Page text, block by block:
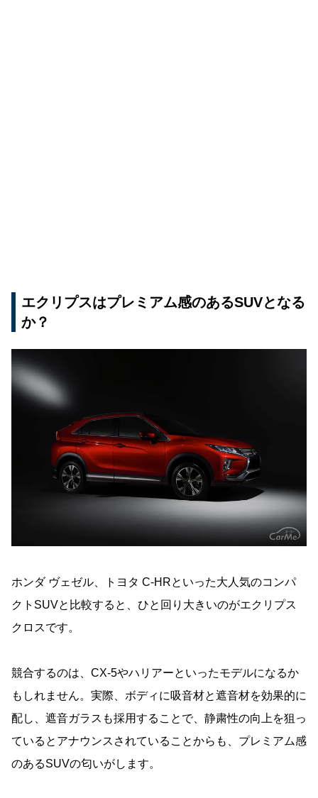
エクリプスはプレミアム感のあるSUVとなる
か？
ホンダ ヴェゼル、トヨタ C-HRといった大人気のコンパ
クトSUVと比較すると、ひと回り大きいのがエクリプス
クロスです。
競合するのは、CX-5やハリアーといったモデルになるか
もしれません。実際、ボディに吸音材と遮音材を効果的に
配し、遮音ガラスも採用することで、静粛性の向上を狙っ
ているとアナウンスされていることからも、プレミアム感
のあるSUVの匂いがします。